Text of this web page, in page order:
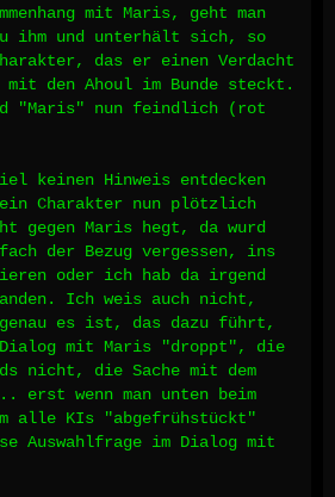
mit Maris, geht man
ihm und unterhält sich, so
das er einen Verdacht
den Ahoul im Bunde steckt.
"Maris" nun feindlich (rot
keinen Hinweis entdecken
Charakter nun plötzlich
gegen Maris hegt, da wurd
der Bezug vergessen, ins
oder ich hab da irgend
Ich weis auch nicht,
es ist, das dazu führt,
mit Maris "droppt", die
nicht, die Sache mit dem
wenn man unten beim
alle KIs "abgefrühstückt"
Auswahlfrage im Dialog mit